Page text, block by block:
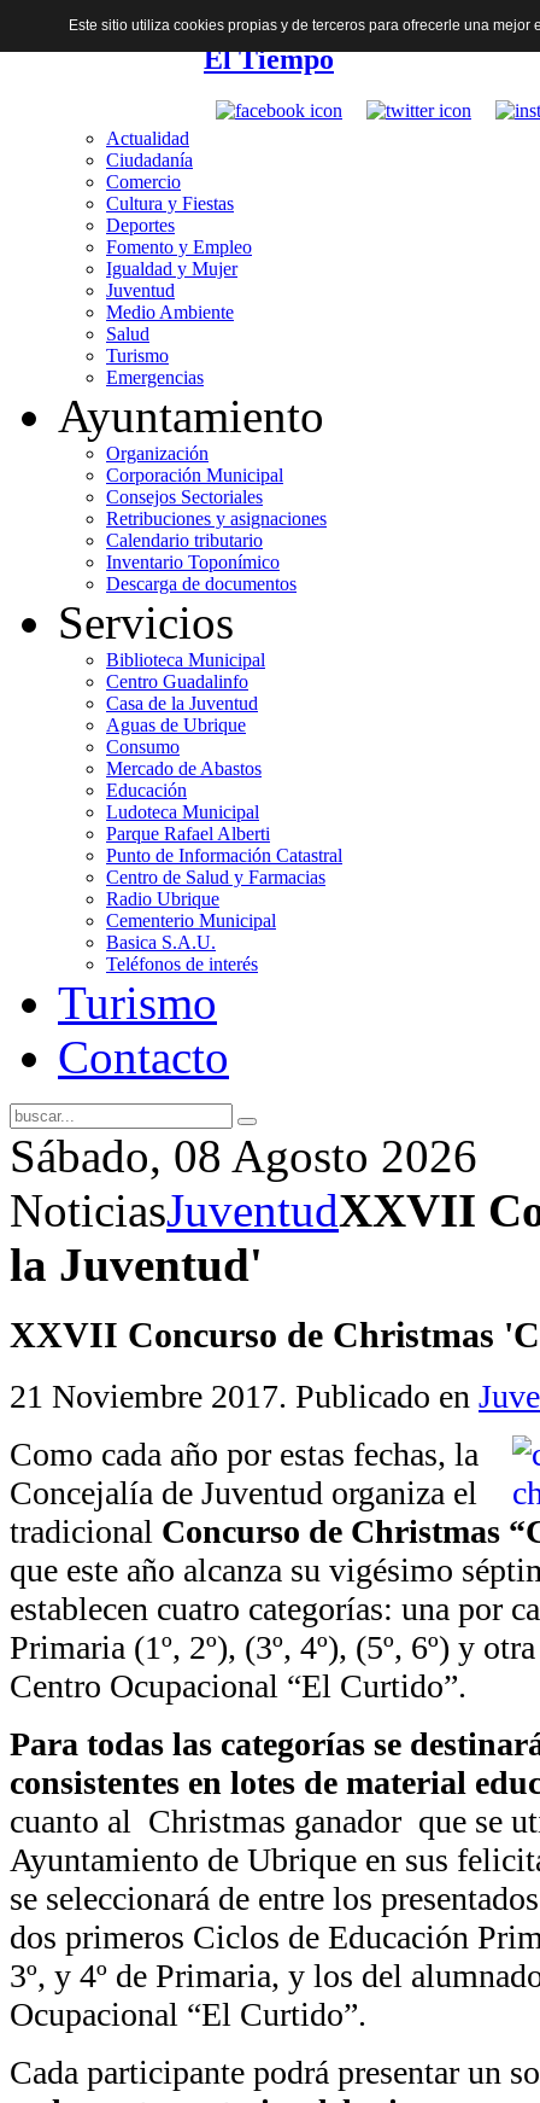
El Tiempo
Actualidad
Ciudadanía
Comercio
Cultura y Fiestas
Deportes
Fomento y Empleo
Igualdad y Mujer
Juventud
Medio Ambiente
Salud
Turismo
Emergencias
Ayuntamiento
Organización
Corporación Municipal
Consejos Sectoriales
Retribuciones y asignaciones
Calendario tributario
Inventario Toponímico
Descarga de documentos
Servicios
Biblioteca Municipal
Centro Guadalinfo
Casa de la Juventud
Aguas de Ubrique
Consumo
Mercado de Abastos
Educación
Ludoteca Municipal
Parque Rafael Alberti
Punto de Información Catastral
Centro de Salud y Farmacias
Radio Ubrique
Cementerio Municipal
Basica S.A.U.
Teléfonos de interés
Turismo
Contacto
Sábado, 08 Agosto 2026
NoticiasJuventudXXVII
la Juventud'
XXVII Concurso de Christmas
21 Noviembre 2017. Publicado en
Como cada año por estas fechas, la
Concejalía de Juventud organiza el
tradicional Concurso de Christmas
que este año alcanza su vigésimo
establecen cuatro categorías: una por
Primaria (1º, 2º), (3º, 4º), (5º, 6º) y
Centro Ocupacional “El Curtido”.
Para todas las categorías se
consistentes en lotes de material
cuanto al Christmas ganador que se
Ayuntamiento de Ubrique en sus
se seleccionará de entre los
dos primeros Ciclos de Educación
3º, y 4º de Primaria, y los del
Ocupacional “El Curtido”.
Cada participante podrá presentar un
Este sitio utiliza cookies propias y de terceros para ofrecerle una